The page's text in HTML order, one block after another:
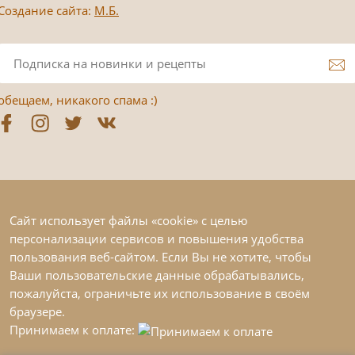
сайта: М.Б.
никакого спама :)
Сайт использует файлы «cookie» с целью
персонализации сервисов и повышения удобства
пользования веб-сайтом. Если Вы не хотите, чтобы
Ваши пользовательские данные обрабатывались,
пожалуйста, ограничьте их использование в своём
браузере.
Принимаем к оплате: